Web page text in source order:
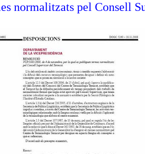
normalitzats pel Consell